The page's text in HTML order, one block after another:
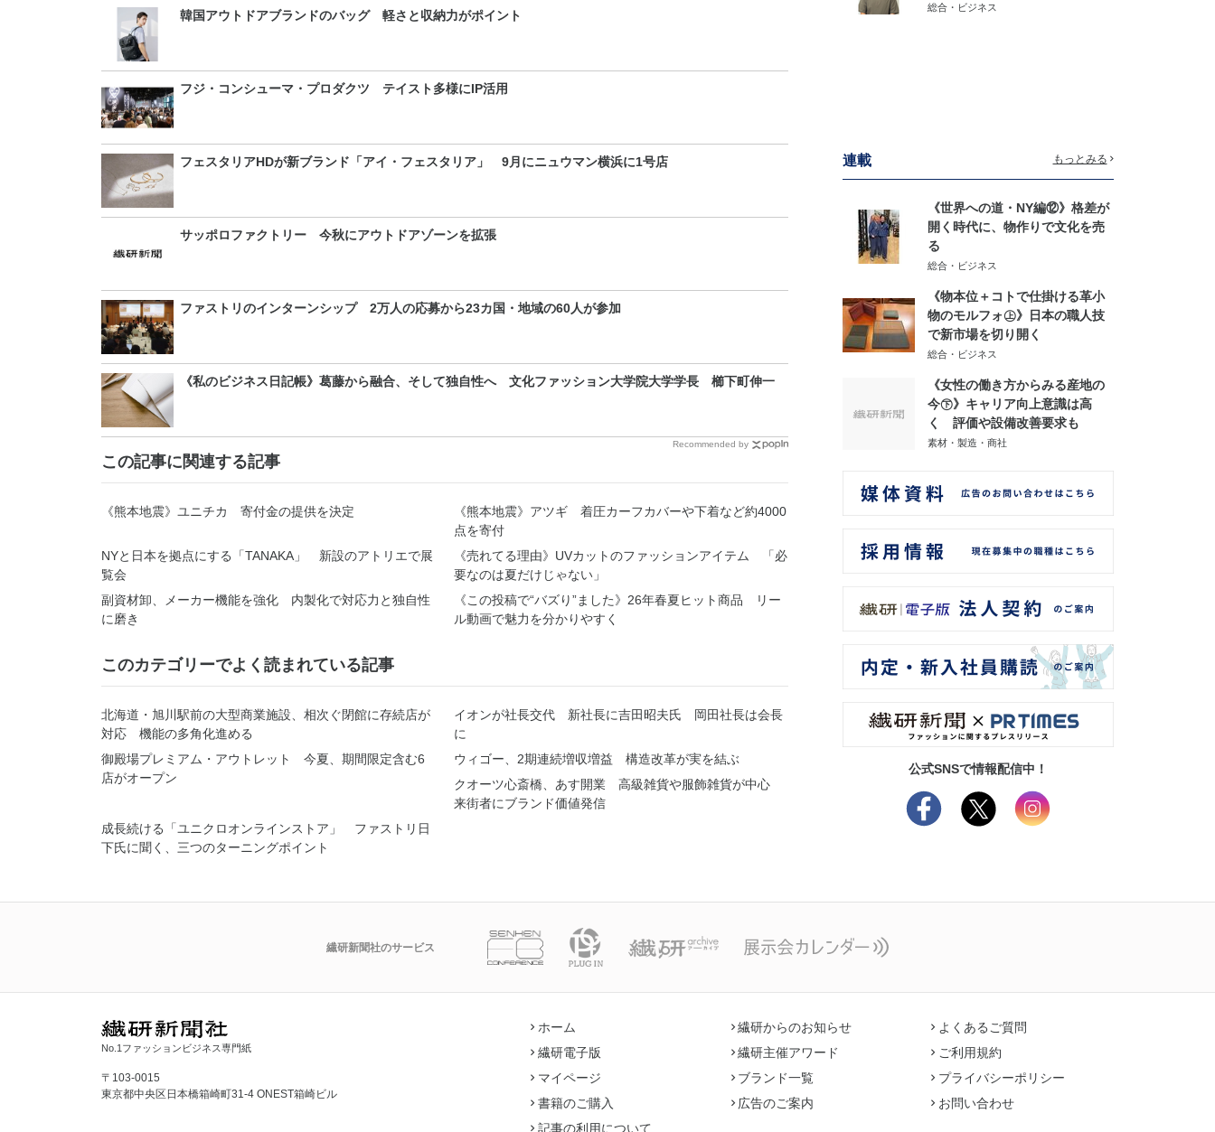
韓国アウトドアブランドのバッグ 軽さと収納力がポイント
フジ・コンシューマ・プロダクツ テイスト多様にIP活用
フェスタリアHDが新ブランド「アイ・フェスタリア」 9月にニュウマン横浜に1号店
サッポロファクトリー 今秋にアウトドアゾーンを拡張
ファストリのインターンシップ 2万人の応募から23カ国・地域の60人が参加
《私のビジネス日記帳》葛藤から融合、そして独自性へ 文化ファッション大学院大学学長 櫛下町伸一
Recommended by
この記事に関連する記事
《熊本地震》ユニチカ 寄付金の提供を決定
《熊本地震》アツギ 着圧カーフカバーや下着など約4000
点を寄付
NYと日本を拠点にする「TANAKA」 新設のアトリエで展
覧会
《売れてる理由》UVカットのファッションアイテム 「必
要なのは夏だけじゃない」
副資材卸、メーカー機能を強化 内製化で対応力と独自性
に磨き
《この投稿で“バズり”ました》26年春夏ヒット商品 リー
ル動画で魅力を分かりやすく
このカテゴリーでよく読まれている記事
北海道・旭川駅前の大型商業施設、相次ぐ閉館に存続店が
対応 機能の多角化進める
イオンが社長交代 新社長に吉田昭夫氏 岡田社長は会長
に
御殿場プレミアム・アウトレット 今夏、期間限定含む6
店がオープン
ウィゴー、2期連続増収増益 構造改革が実を結ぶ
クオーツ心斎橋、あす開業 高級雑貨や服飾雑貨が中心
来街者にブランド価値発信
成長続ける「ユニクロオンラインストア」 ファストリ日
下氏に聞く、三つのターニングポイント
総合・ビジネス
連載 もっとみる
《世界への道・NY編⑫》格差が
開く時代に、物作りで文化を売
る
総合・ビジネス
《物本位＋コトで仕掛ける革小
物のモルフォ㊤》日本の職人技
で新市場を切り開く
総合・ビジネス
《女性の働き方からみる産地の
今㊦》キャリア向上意識は高
く 評価や設備改善要求も
素材・製造・商社
公式SNSで情報配信中！
繊研新聞社のサービス
No.1ファッションビジネス専門紙
〒103-0015
東京都中央区日本橋箱崎町31-4 ONEST箱崎ビル
ホーム
繊研電子版
マイページ
書籍のご購入
記事の利用について
繊研からのお知らせ
繊研主催アワード
ブランド一覧
広告のご案内
よくあるご質問
ご利用規約
プライバシーポリシー
お問い合わせ